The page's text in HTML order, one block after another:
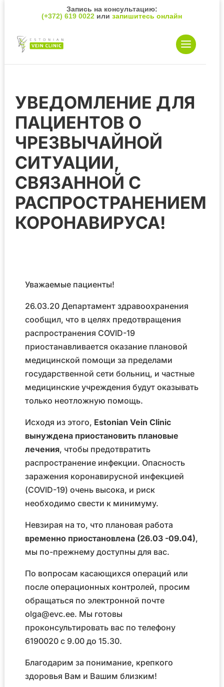
Запись на консультацию:
(+372) 619 0022 илизапишитесь онлайн
УВЕДОМЛЕНИЕ ДЛЯ
ПАЦИЕНТОВ О
ЧРЕЗВЫЧАЙНОЙ
СИТУАЦИИ,
СВЯЗАННОЙ С
РАСПРОСТРАНЕНИЕМ
КОРОНАВИРУСА!
Уважаемые пациенты!
26.03.20 Департамент здравоохранения
сообщил, что в целях предотвращения
распространения COVID-19
приостанавливается оказание плановой
медицинской помощи за пределами
государственной сети больниц, и частные
медицинские учреждения будут оказывать
только неотложную помощь.
Исходя из этого, Estonian Vein Clinic
вынуждена приостановить плановые
лечения, чтобы предотвратить
распространение инфекции. Опасность
заражения коронавирусной инфекцией
(COVID-19) очень высока, и риск
необходимо свести к минимуму.
Невзирая на то, что плановая работа
временно приостановлена (26.03 -09.04),
мы по-прежнему доступны для вас.
По вопросам касающихся операций или
после операционных контролей, просим
обращаться по электронной почте
olga@evc.ee. Мы готовы
проконсультировать вас по телефону
6190020 с 9.00 до 15.30.
Благодарим за понимание, крепкого
здоровья Вам и Вашим близким!